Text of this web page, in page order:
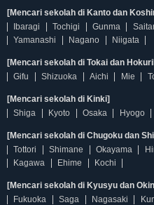
[Mencari sekolah di Kanto dan
Ibaragi
Tochigi Gunma
Yamanashi
Nagano Niigata
[Mencari sekolah di Tokai dan
Gifu
Shizuoka Aichi Mie
[Mencari sekolah di Kinki]
Shiga
Kyoto Osaka Hyogo
[Mencari sekolah di Chugoku dan
Tottori
Shimane Okayama
Kagawa
Ehime Kochi
[Mencari sekolah di Kyusyu dan
Fukuoka
Saga Nagasaki